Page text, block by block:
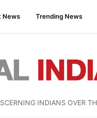
News Trending News
INDIANS OVER